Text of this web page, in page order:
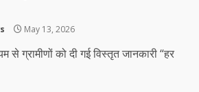
May 13, 2026
से ग्रामीणों को दी गई विस्तृत जानकारी “हर